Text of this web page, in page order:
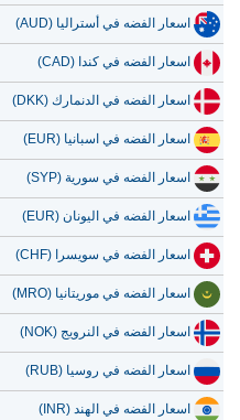
اسعار الفضه في أستراليا (AUD)
اسعار الفضه في كندا (CAD)
اسعار الفضه في الدنمارك (DKK)
اسعار الفضه في اسبانيا (EUR)
اسعار الفضه في سورية (SYP)
اسعار الفضه في اليونان (EUR)
اسعار الفضه في سويسرا (CHF)
اسعار الفضه في موريتانيا (MRO)
اسعار الفضه في النرويج (NOK)
اسعار الفضه في روسيا (RUB)
اسعار الفضه في الهند (INR)